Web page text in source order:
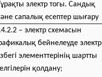
электр тогы. Сандық
сапалық есептер шығару
– электр схемасын
бейнелеуде электр
элементтерінің шартты
қолдану;